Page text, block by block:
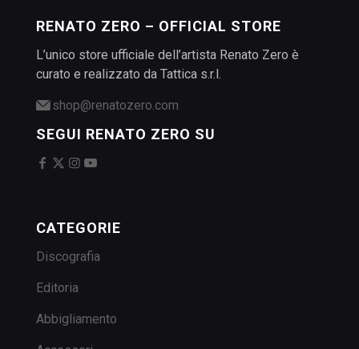
RENATO ZERO – OFFICIAL STORE
L’unico store ufficiale dell’artista Renato Zero è
curato e realizzato da Tattica s.r.l.
shop@renatozero.com
SEGUI RENATO ZERO SU
CATEGORIE
Discografia
Editoria
Abbigliamento